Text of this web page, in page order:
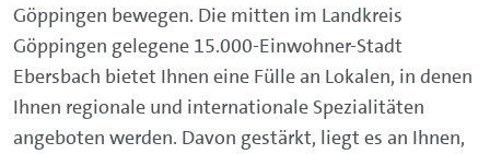
Göppingen bewegen. Die mitten im Landkreis
Göppingen gelegene 15.000-Einwohner-Stadt
Ebersbach bietet Ihnen eine Fülle an Lokalen, in denen
Ihnen regionale und internationale Spezialitäten
angeboten werden. Davon gestärkt, liegt es an Ihnen,